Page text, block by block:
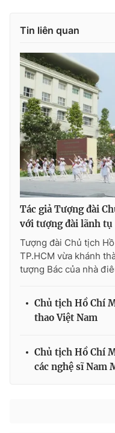
Photo
Video
VTV Money
VTV Sức khoẻ
Thị trường 24h
VTV4
VTV9
Liên hệ tòa soạn
Tin liên quan
Tác giả Tượng đài
với tượng đài lãnh tụ
Tượng đài Chủ tịch
TP.HCM vừa khánh
tượng Bác của nhà
Chủ tịch Hồ Chí
thao Việt Nam
Chủ tịch Hồ Chí
các nghệ sĩ Nam